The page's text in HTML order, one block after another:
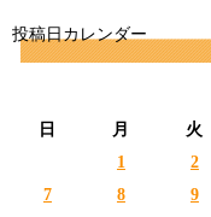
投稿日カレンダー
日 月 火
1 2
7
8 9